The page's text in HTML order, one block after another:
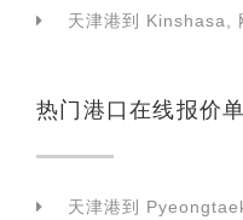
天津港到 Kinshasa,
热门港口在线报价单
天津港到